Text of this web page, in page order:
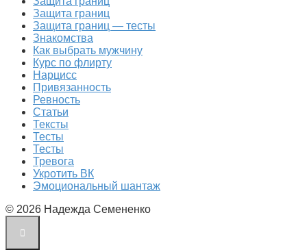
Защита границ
Защита границ — тесты
Знакомства
Как выбрать мужчину
Курс по флирту
Нарцисс
Привязанность
Ревность
Статьи
Тексты
Тесты
Тесты
Тревога
Укротить ВК
Эмоциональный шантаж
© 2026 Надежда Семененко